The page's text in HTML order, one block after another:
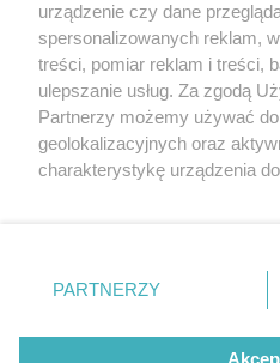
3
Nie zapomnij
zapoznać się z:
polityką prywatności
Twojemiasto
Piekary Śląskie
Chorzów
Tarnowskie Góry
Gliwice
urządzenie czy dane
spersonalizowanych reklam,
treści, pomiar reklam i treści,
ulepszanie usług. Za zgodą
Partnerzy możemy używać
geolokalizacyjnych oraz
charakterystykę urządzenia
zmienić/wycofać klikając
znajdujący się w lewym
rodzaje przetwarzania danych
użytkownika, ale masz prawo
PARTNERZY